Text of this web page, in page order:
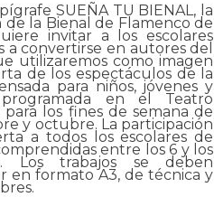
SUEÑA TU BIENAL, la
de la Bienal de Flamenco de
invitar a los escolares
a convertirse en autores del
utilizaremos como imagen
de los espectáculos de la
para niños, jóvenes y
programada en el Teatro
para los fines de semana de
y octubre. La participación
a todos los escolares de
entre los 6 y los
Los trabajos se deben
en formato A3, de técnica y